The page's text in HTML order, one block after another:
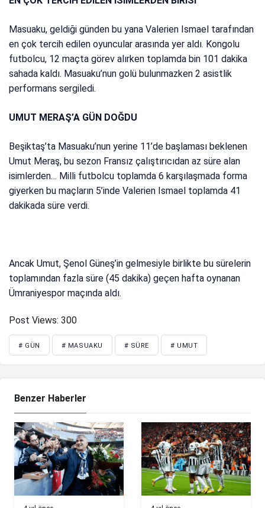
Masuaku, geldiği günden bu yana Valerien Ismael tarafından
en çok tercih edilen oyuncular arasında yer aldı. Kongolu
futbolcu, 12 maçta görev alırken toplamda bin 101 dakika
sahada kaldı. Masuaku’nun golü bulunmazken 2 asistlik
performans sergiledi.
UMUT MERAŞ’A GÜN DOĞDU
Beşiktaş’ta Masuaku’nun yerine 11’de başlaması beklenen
Umut Meraş, bu sezon Fransız çalıştırıcıdan az süre alan
isimlerden… Milli futbolcu toplamda 6 karşılaşmada forma
giyerken bu maçların 5’inde Valerien Ismael toplamda 41
dakikada süre verdi.
Ancak Umut, Şenol Güneş’in gelmesiyle birlikte bu sürelerin
toplamından fazla süre (45 dakika) geçen hafta oynanan
Ümraniyespor maçında aldı.
Post Views: 300
# GÜN # MASUAKU # SÜRE # UMUT
Benzer Haberler